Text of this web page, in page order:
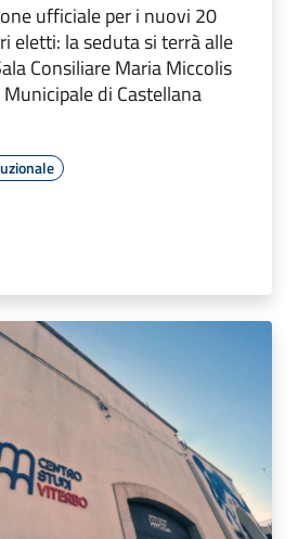
ufficiale per i nuovi 20
eletti: la seduta si terrà alle
Consiliare Maria Miccolis
di Castellana